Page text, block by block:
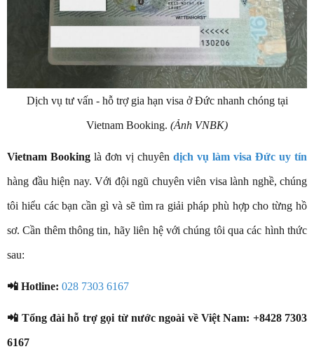
Dịch vụ tư vấn - hỗ trợ gia hạn visa ở Đức nhanh chóng tại
Vietnam Booking. (Ảnh VNBK)
Vietnam Booking là đơn vị chuyên dịch vụ làm visa Đức uy tín
hàng đầu hiện nay. Với đội ngũ chuyên viên visa lành nghề, chúng
tôi hiểu các bạn cần gì và sẽ tìm ra giải pháp phù hợp cho từng hồ
sơ. Cần thêm thông tin, hãy liên hệ với chúng tôi qua các hình thức
sau:
📲 Hotline: 028 7303 6167
📲 Tổng đài hỗ trợ gọi từ nước ngoài về Việt Nam: +8428 7303
6167